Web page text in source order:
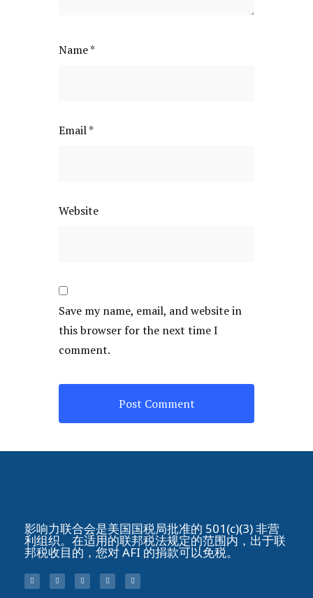
Name*
Email*
Website
Save my name, email, and website in
this browser for the next time I
comment.
影响力联合会是美国国税局批准的 501(c)(3) 非营
利组织。在适用的联邦税法规定的范围内，出于联
邦税收目的，您对 AFI 的捐款可以免税。